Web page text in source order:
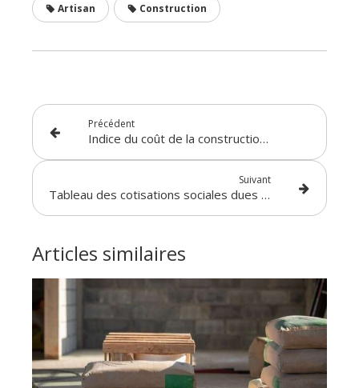
Artisan Construction
Précédent
Indice du coût de la construction - Année 2025
Suivant
Tableau des cotisations sociales dues par les travailleurs indépendants non-agricoles d’outremer - Année 2025
Articles similaires